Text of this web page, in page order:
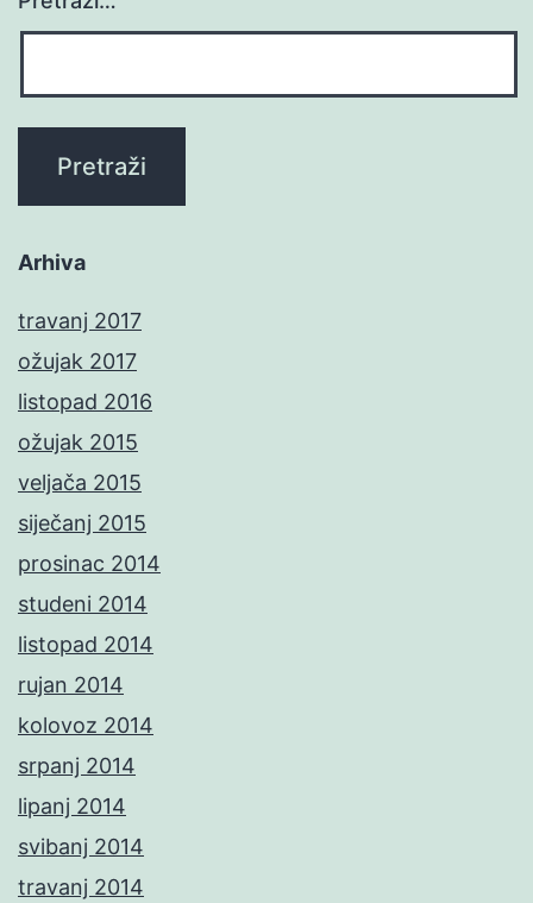
Arhiva
travanj 2017
ožujak 2017
listopad 2016
ožujak 2015
veljača 2015
siječanj 2015
prosinac 2014
studeni 2014
listopad 2014
rujan 2014
kolovoz 2014
srpanj 2014
lipanj 2014
svibanj 2014
travanj 2014